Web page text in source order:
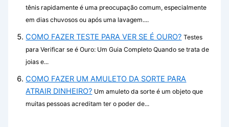
tênis rapidamente é uma preocupação comum, especialmente
em dias chuvosos ou após uma lavagem....
COMO FAZER TESTE PARA VER SE É OURO? Testes
para Verificar se é Ouro: Um Guia Completo Quando se trata de
joias e...
COMO FAZER UM AMULETO DA SORTE PARA
ATRAIR DINHEIRO? Um amuleto da sorte é um objeto que
muitas pessoas acreditam ter o poder de...